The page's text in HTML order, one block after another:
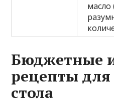
масло
Бюджетные
рецепты
стола